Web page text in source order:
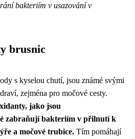
bakteriím v usazování v
brusnic
s kyselou chutí, jsou známé svými
zejména pro močové cesty.
jako jsou
zabraňují bakteriím v přilnutí k
a močové trubice. Tím pomáhají